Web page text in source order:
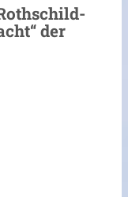
der